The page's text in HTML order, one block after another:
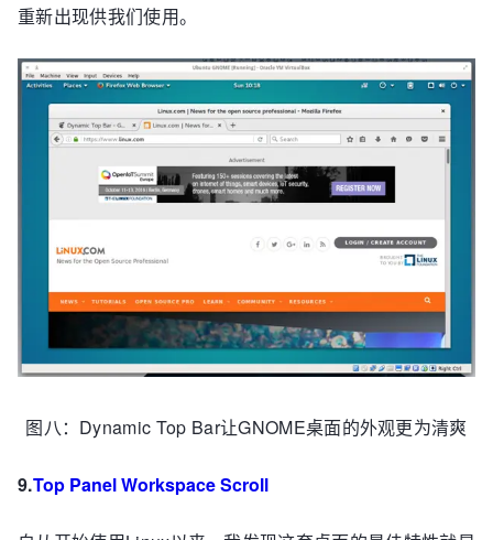
重新出现供我们使用。
图八：Dynamic Top Bar让GNOME桌面的外观更为清爽
9.Top Panel Workspace Scroll